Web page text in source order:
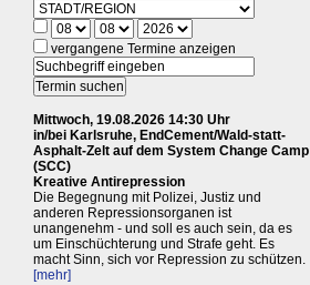
vergangene Termine anzeigen
Mittwoch, 19.08.2026 14:30 Uhr
in/bei Karlsruhe, EndCement/Wald-statt-
Asphalt-Zelt auf dem System Change Camp
(SCC)
Kreative Antirepression
Die Begegnung mit Polizei, Justiz und
anderen Repressionsorganen ist
unangenehm - und soll es auch sein, da es
um Einschüchterung und Strafe geht. Es
macht Sinn, sich vor Repression zu schützen.
[mehr]